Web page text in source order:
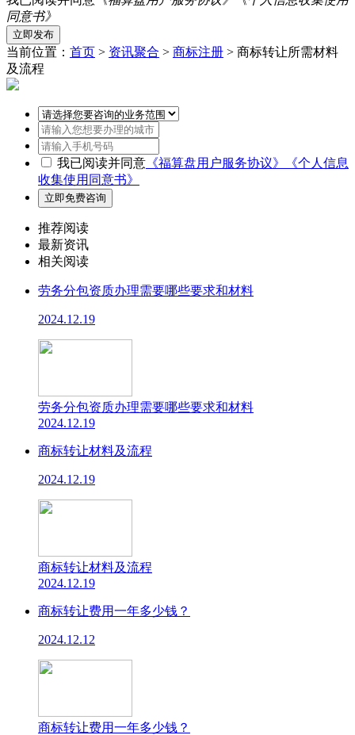
同意书》
当前位置： 首页 > 资讯聚合 > 商标注册 > 商标转让所需材料
及流程
我已阅读并同意 《福算盘用户服务协议》
《个人信息
收集使用同意书》
推荐阅读
最新资讯
相关阅读
劳务分包资质办理需要哪些要求和材料
2024.12.19
劳务分包资质办理需要哪些要求和材料
2024.12.19
商标转让材料及流程
2024.12.19
商标转让材料及流程
2024.12.19
商标转让费用一年多少钱？
2024.12.12
商标转让费用一年多少钱？